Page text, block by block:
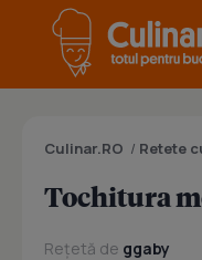
Culinar.RO / Retete
Tochitura
Rețetă de ggaby